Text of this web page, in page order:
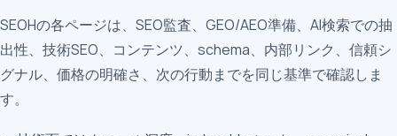
SEOHの各ページは、SEO監査、GEO/AEO準備、AI検索での抽
出性、技術SEO、コンテンツ、schema、内部リンク、信頼シ
グナル、価格の明確さ、次の行動までを同じ基準で確認しま
す。